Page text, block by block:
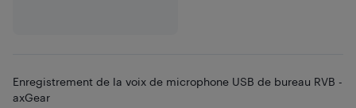
Enregistrement de la voix de microphone USB de bureau RVB -
axGear